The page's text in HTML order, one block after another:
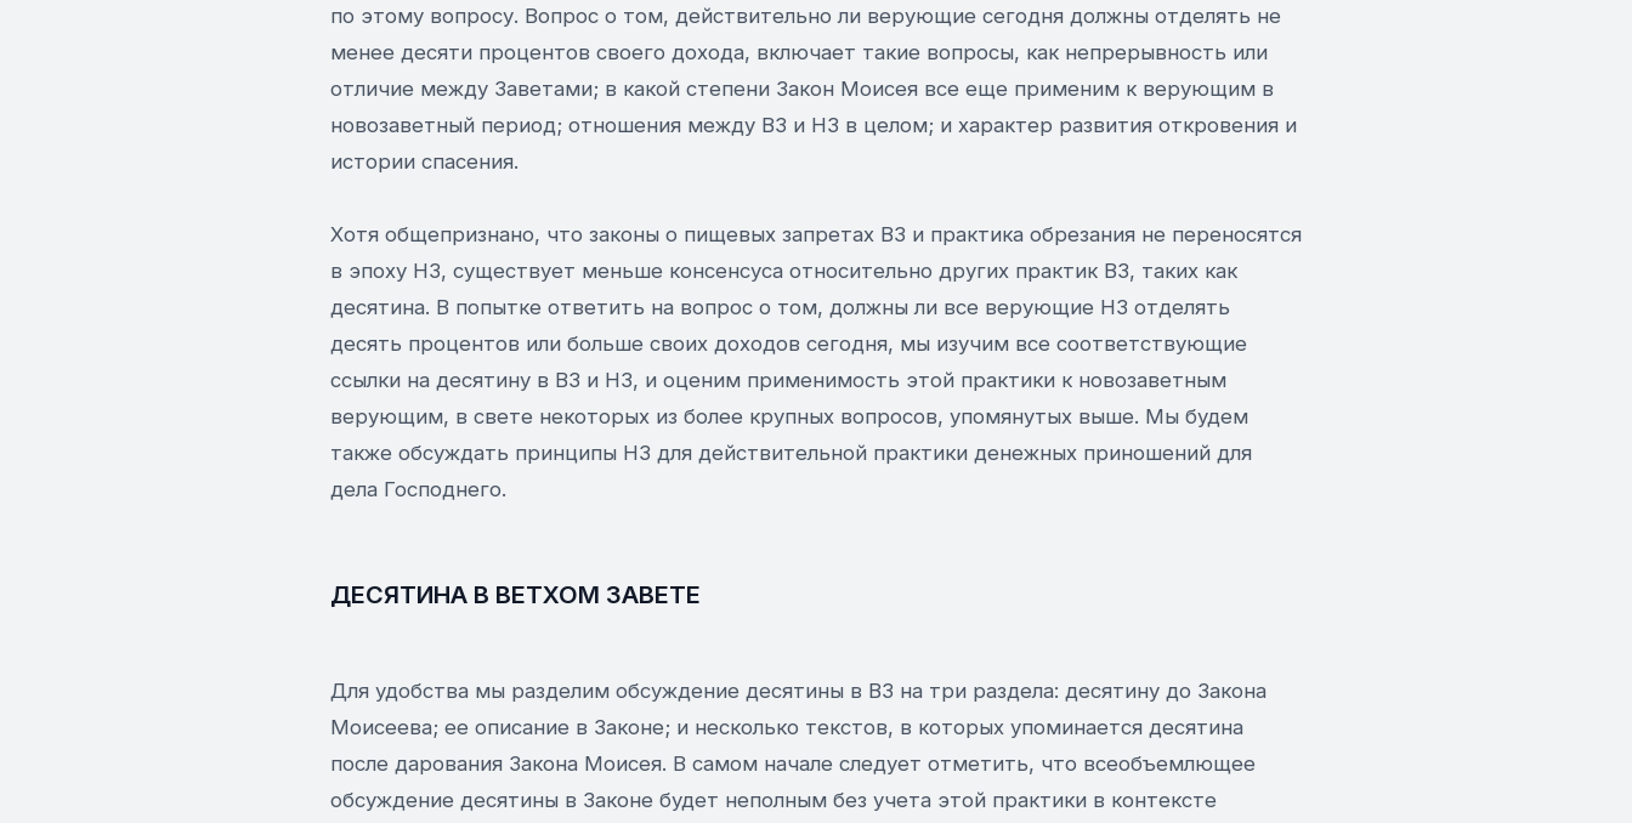
по этому вопросу. Вопрос о том, действительно ли верующие сегодня должны отделять не
менее десяти процентов своего дохода, включает такие вопросы, как непрерывность или
отличие между Заветами; в какой степени Закон Моисея все еще применим к верующим в
новозаветный период; отношения между ВЗ и НЗ в целом; и характер развития откровения и
истории спасения.
Хотя общепризнано, что законы о пищевых запретах ВЗ и практика обрезания не переносятся
в эпоху НЗ, существует меньше консенсуса относительно других практик ВЗ, таких как
десятина. В попытке ответить на вопрос о том, должны ли все верующие НЗ отделять
десять процентов или больше своих доходов сегодня, мы изучим все соответствующие
ссылки на десятину в ВЗ и НЗ, и оценим применимость этой практики к новозаветным
верующим, в свете некоторых из более крупных вопросов, упомянутых выше. Мы будем
также обсуждать принципы НЗ для действительной практики денежных приношений для
дела Господнего.
ДЕСЯТИНА В ВЕТХОМ ЗАВЕТЕ
Для удобства мы разделим обсуждение десятины в ВЗ на три раздела: десятину до Закона
Моисеева; ее описание в Законе; и несколько текстов, в которых упоминается десятина
после дарования Закона Моисея. В самом начале следует отметить, что всеобъемлющее
обсуждение десятины в Законе будет неполным без учета этой практики в контексте